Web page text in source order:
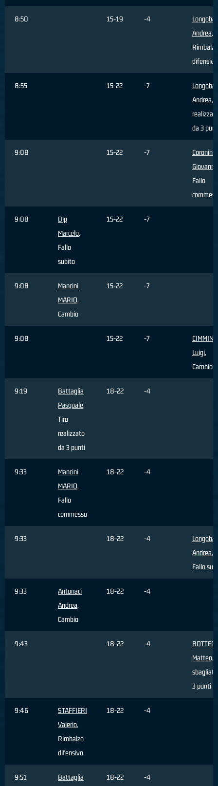
8:50 15-19 -4
Andrea,
Rimbalzo
difensivo
8:55 15-22 -7
Andrea,
da 3
9:08 15-22 -7
Coronini
Giovanni
Fallo
9:08
Dip
Marcelo,
Fallo
subito
15-22 -7
9:08
Mancini
MARIO,
Cambio
15-22 -7
9:08 15-22 -7
Luigi,
Cambio
9:19
Battaglia
Pasquale,
Tiro
realizzato
da 3 punti
18-22 -4
9:33
Mancini
MARIO,
Fallo
commesso
18-22 -4
9:33 18-22 -4
Andrea,
Fallo
9:33
Antonaci
Andrea,
Cambio
18-22 -4
9:43 18-22 -4
Matteo,
3 punti
9:46
STAFFIERI
Valerio,
Rimbalzo
difensivo
18-22 -4
9:51
Battaglia
18-22 -4